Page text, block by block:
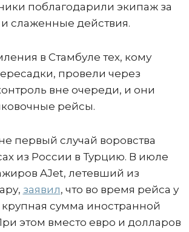
поблагодарили экипаж за
слаженные действия.
в Стамбуле тех, кому
провели через
вне очереди, и они
рейсы.
первый случай воровства
из России в Турцию. В июле
AJet, летевший из
заявил, что во время рейса у
сумма иностранной
этом вместо евро и долларов